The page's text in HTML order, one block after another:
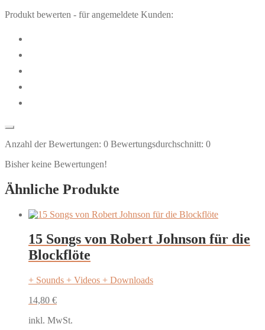
Produkt bewerten - für angemeldete Kunden:
Anzahl der Bewertungen: 0 Bewertungsdurchschnitt: 0
Bisher keine Bewertungen!
Ähnliche Produkte
15 Songs von Robert Johnson für die
Blockflöte
+ Sounds + Videos + Downloads
14,80 €
inkl. MwSt.